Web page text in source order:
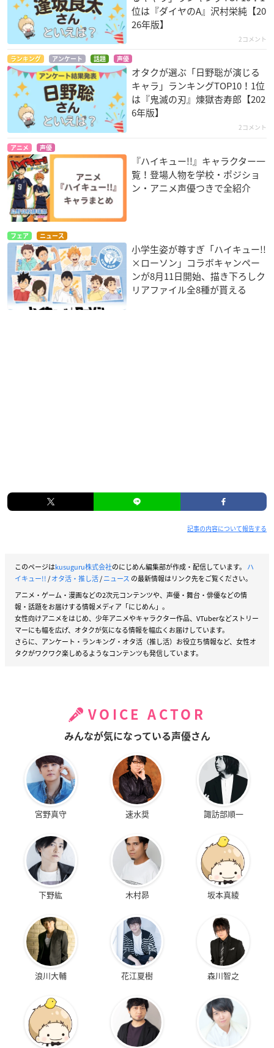
位は『ダイヤのA』沢村栄純【20
26年版】
2コメント
ランキング アンケート 話題 声優
オタクが選ぶ「日野聡が演じる
キャラ」ランキングTOP10！1位
は『鬼滅の刃』煉󠄁獄杏寿郎【202
6年版】
2コメント
アニメ 声優
『ハイキュー!!』キャラクター一
覧！登場人物を学校・ポジショ
ン・アニメ声優つきで全紹介
フェア ニュース
小学生姿が尊すぎ「ハイキュー!!
×ローソン」コラボキャンペー
ンが8月11日開始、描き下ろしク
リアファイル全8種が貰える
記事の内容について報告する
このページはkusuguru株式会社のにじめん編集部が作成・配信しています。 ハ
イキュー!!/オタ活・推し活/ニュース の最新情報はリンク先をご覧ください。
アニメ・ゲーム・漫画などの2次元コンテンツや、声優・舞台・俳優などの情
報・話題をお届けする情報メディア「にじめん」。
女性向けアニメをはじめ、少年アニメやキャラクター作品、VTuberなどストリー
マーにも幅を広げ、オタクが気になる情報を幅広くお届けしています。
さらに、アンケート・ランキング・オタ活（推し活）お役立ち情報など、女性オ
タクがワクワク楽しめるようなコンテンツも発信しています。
VOICE ACTOR
みんなが気になっている声優さん
宮野真守 速水奨 諏訪部順一
下野紘 木村昴 坂本真綾
浪川大輔 花江夏樹 森川智之